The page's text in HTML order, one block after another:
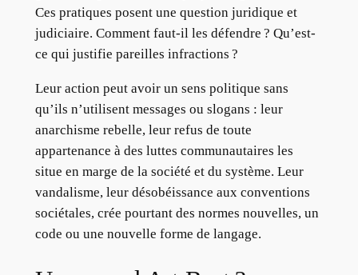
Ces pratiques posent une question juridique et
judiciaire. Comment faut-il les défendre ? Qu’est-
ce qui justifie pareilles infractions ?
Leur action peut avoir un sens politique sans
qu’ils n’utilisent messages ou slogans : leur
anarchisme rebelle, leur refus de toute
appartenance à des luttes communautaires les
situe en marge de la société et du système. Leur
vandalisme, leur désobéissance aux conventions
sociétales, crée pourtant des normes nouvelles, un
code ou une nouvelle forme de langage.